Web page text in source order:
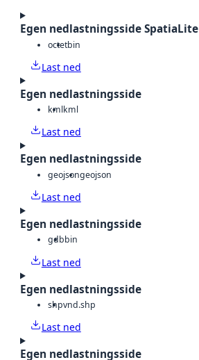
Egen nedlastningsside SpatiaLite
octetbin
Last ned
Egen nedlastningsside
kmlkml
Last ned
Egen nedlastningsside
geojsongeojson
Last ned
Egen nedlastningsside
gdbbin
Last ned
Egen nedlastningsside
shpvnd.shp
Last ned
Egen nedlastningsside